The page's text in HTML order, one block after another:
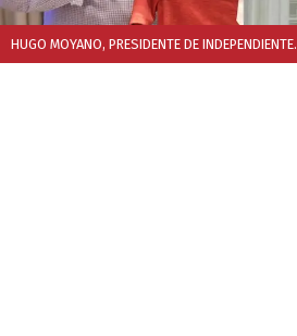
HUGO MOYANO, PRESIDENTE DE INDEPENDIENTE.